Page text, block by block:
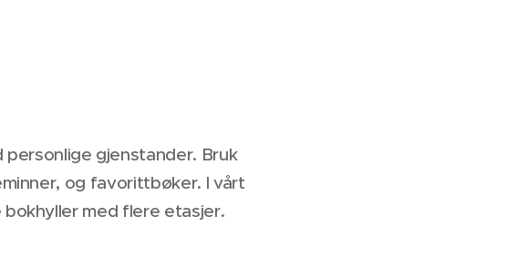
gjenstander. Bruk
og favorittbøker. I vårt
med flere etasjer.